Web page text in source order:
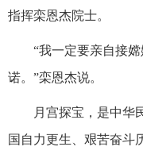
指挥栾恩杰院士。
“我一定要亲自接
诺。”栾恩杰说。
月宫探宝，是中华
国自力更生、艰苦奋斗